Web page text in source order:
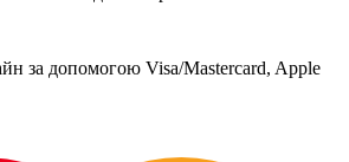
за допомогою Visa/Mastercard, Apple